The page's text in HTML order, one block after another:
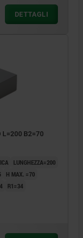
DETTAGLI
L=200 B2=70
LUNGHEZZA=200
H MAX. =70
R1=34